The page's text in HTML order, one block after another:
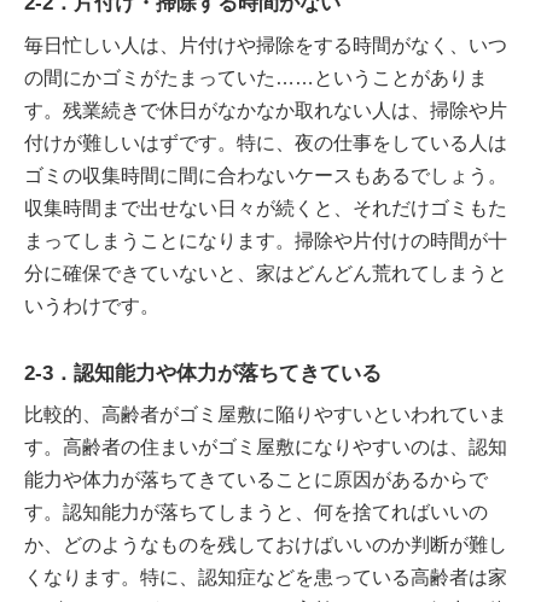
毎日忙しい人は、片付けや掃除をする時間がなく、いつ
の間にかゴミがたまっていた……ということがありま
す。残業続きで休日がなかなか取れない人は、掃除や片
付けが難しいはずです。特に、夜の仕事をしている人は
ゴミの収集時間に間に合わないケースもあるでしょう。
収集時間まで出せない日々が続くと、それだけゴミもた
まってしまうことになります。掃除や片付けの時間が十
分に確保できていないと、家はどんどん荒れてしまうと
いうわけです。
2-3．認知能力や体力が落ちてきている
比較的、高齢者がゴミ屋敷に陥りやすいといわれていま
す。高齢者の住まいがゴミ屋敷になりやすいのは、認知
能力や体力が落ちてきていることに原因があるからで
す。認知能力が落ちてしまうと、何を捨てればいいの
か、どのようなものを残しておけばいいのか判断が難し
くなります。特に、認知症などを患っている高齢者は家